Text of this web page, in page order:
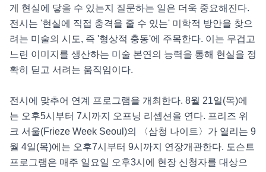
게 현실에 닿을 수 있는지 질문하는 일은 더욱 중요해진다.
전시는 '현실에 직접 충격을 줄 수 있는' 미학적 방안을 찾으
려는 미술의 시도, 즉 '형상적 충동'에 주목한다. 이는 무겁고
느린 이미지를 생산하는 미술 본연의 능력을 통해 현실을 정
확히 딛고 서려는 움직임이다.
전시에 맞추어 연계 프로그램을 개최한다. 8월 21일(목)에
는 오후5시부터 7시까지 오프닝 리셉션을 연다. 프리즈 위
크 서울(Frieze Week Seoul)의 〈삼청 나이트〉가 열리는 9
월 4일(목)에는 오후7시부터 9시까지 연장개관한다. 도슨트
프로그램은 매주 일요일 오후3시에 현장 신청자를 대상으